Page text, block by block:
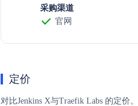
采购渠道
官网
定价
对比Jenkins X与Traefik Labs 的定